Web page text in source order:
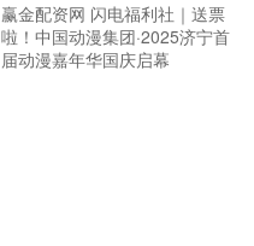
赢金配资网 闪电福利社｜送票
啦！中国动漫集团·2025济宁首
届动漫嘉年华国庆启幕